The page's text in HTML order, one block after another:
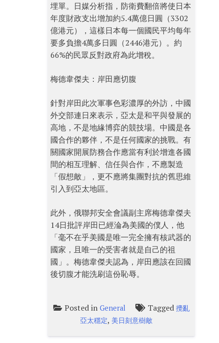
埋單。日媒分析指，防衛費翻倍將使日本
年度財政支出增加約5.4萬億日圓（3302
億港元），這樣日本每一個國民平均每年
要多負擔4萬多日圓（2446港元）。約
66%的民眾反對政府為此增稅。
梅德韋傑夫：岸田應切腹
針對岸田此次軍事色彩濃厚的外訪，中國
外交部連日來表示，亞太是和平與發展的
高地，不是地緣博弈的競技場。中國是各
國合作的夥伴，不是任何國家的挑戰。有
關國家開展防務合作應當有利於增進各國
間的相互理解、信任與合作，不應製造
「假想敵」，更不應將集團對抗的舊思維
引入到亞太地區。
此外，俄聯邦安全會議副主席梅德韋傑夫
14日批評岸田已經淪為美國的僕人，他
「毫不在乎美國是唯一完全擁有核武器的
國家，且唯一的受害者就是自己的祖
國」。梅德韋傑夫認為，岸田應該在回國
後切腹才能洗刷這份恥辱。
Posted in General Tagged 攪亂
亞太穩定, 美日刻意樹敵